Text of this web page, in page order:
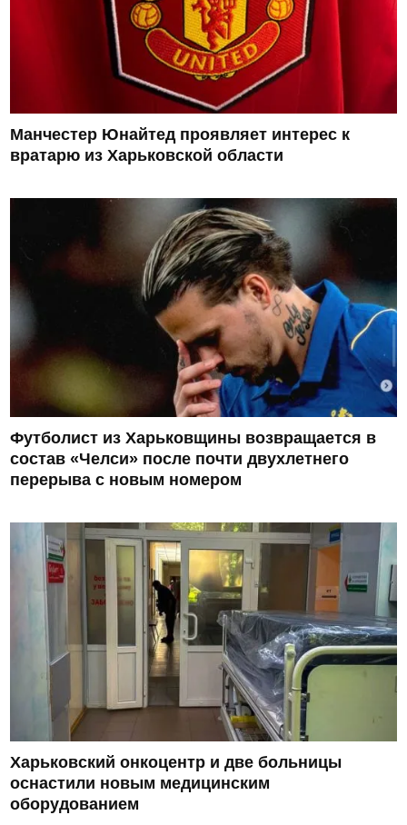
Манчестер Юнайтед проявляет интерес к
вратарю из Харьковской области
Футболист из Харьковщины возвращается в
состав «Челси» после почти двухлетнего
перерыва с новым номером
Харьковский онкоцентр и две больницы
оснастили новым медицинским
оборудованием